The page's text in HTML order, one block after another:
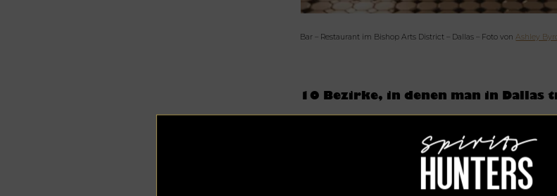
Bar – Restaurant im Bishop Arts District – Dallas – Foto vonAshley
10 Bezirke, in denen man in Dallas
Der Design District hat sich in den letzten Jahren
Zentrum der Unterhaltung mit gehobenen Bars